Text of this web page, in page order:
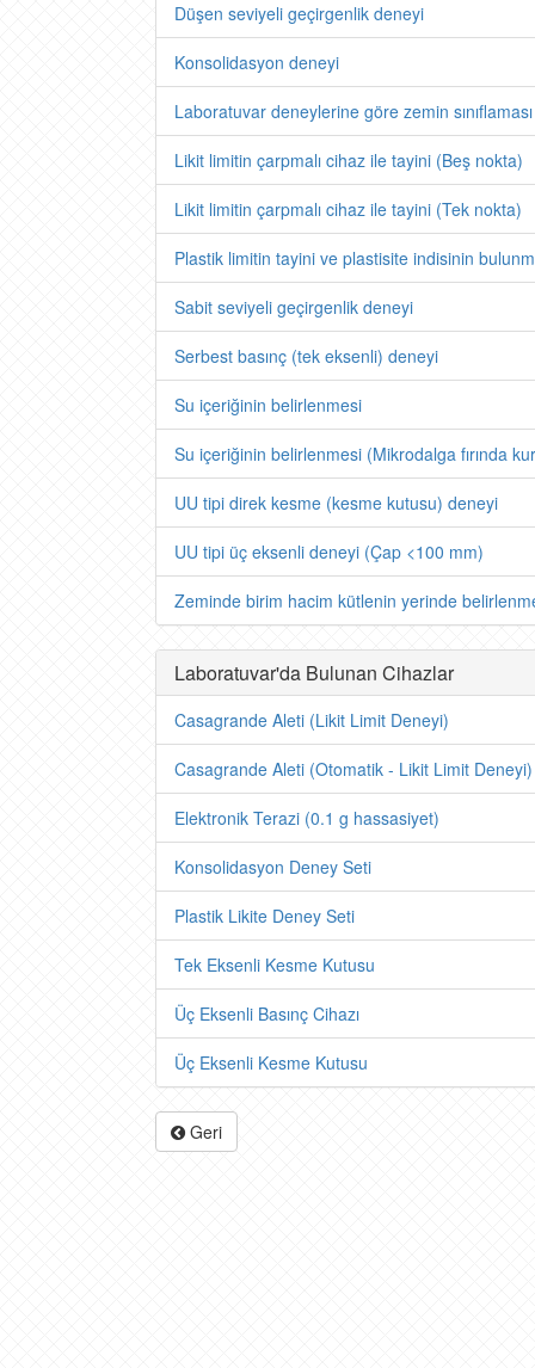
Düşen seviyeli geçirgenlik deneyi
Konsolidasyon deneyi
Laboratuvar deneylerine göre zemin sınıflaması
Likit limitin çarpmalı cihaz ile tayini (Beş nokta)
Likit limitin çarpmalı cihaz ile tayini (Tek nokta)
Plastik limitin tayini ve plastisite indisinin
Sabit seviyeli geçirgenlik deneyi
Serbest basınç (tek eksenli) deneyi
Su içeriğinin belirlenmesi
Su içeriğinin belirlenmesi (Mikrodalga fırında
UU tipi direk kesme (kesme kutusu) deneyi
UU tipi üç eksenli deneyi (Çap <100 mm)
Zeminde birim hacim kütlenin yerinde
Laboratuvar'da Bulunan Cihazlar
Casagrande Aleti (Likit Limit Deneyi)
Casagrande Aleti (Otomatik - Likit Limit Deneyi)
Elektronik Terazi (0.1 g hassasiyet)
Konsolidasyon Deney Seti
Plastik Likite Deney Seti
Tek Eksenli Kesme Kutusu
Üç Eksenli Basınç Cihazı
Üç Eksenli Kesme Kutusu
Geri